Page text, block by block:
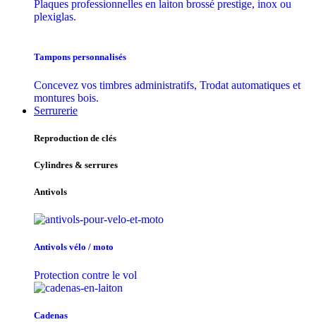
Plaques professionnelles en laiton brossé prestige, inox ou
plexiglas.
Tampons personnalisés
Concevez vos timbres administratifs, Trodat automatiques et
montures bois.
Serrurerie
Reproduction de clés
Cylindres & serrures
Antivols
Antivols vélo / moto
Protection contre le vol
Cadenas